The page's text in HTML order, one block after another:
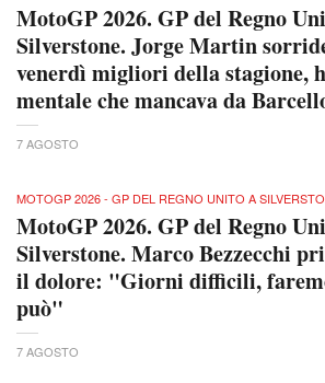
MotoGP 2026. GP del Regno
Silverstone. Jorge Martin
venerdì migliori della stagione,
mentale che mancava da
7 AGOSTO
MOTOGP 2026 - GP DEL REGNO UNITO A
MotoGP 2026. GP del Regno
Silverstone. Marco Bezzecchi
il dolore: "Giorni difficili,
può"
7 AGOSTO